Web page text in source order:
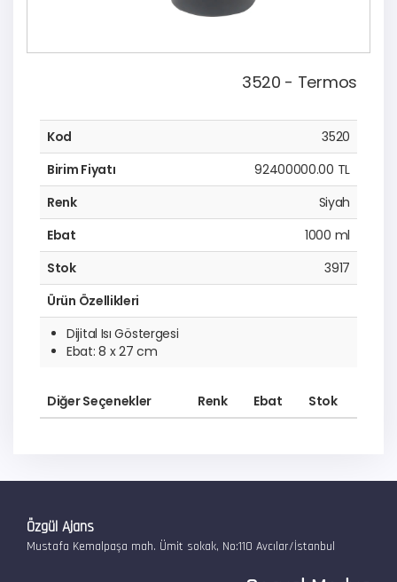
3520 - Termos
Kod
3520
Birim Fiyatı
92400000.00 TL
Renk
Siyah
Ebat
1000 ml
Stok
3917
Ürün Özellikleri
Dijital Isı Göstergesi
Ebat: 8 x 27 cm
Diğer Seçenekler Renk Ebat Stok
Özgül Ajans
Mustafa Kemalpaşa mah. Ümit sokak, No:110 Avcılar/İstanbul